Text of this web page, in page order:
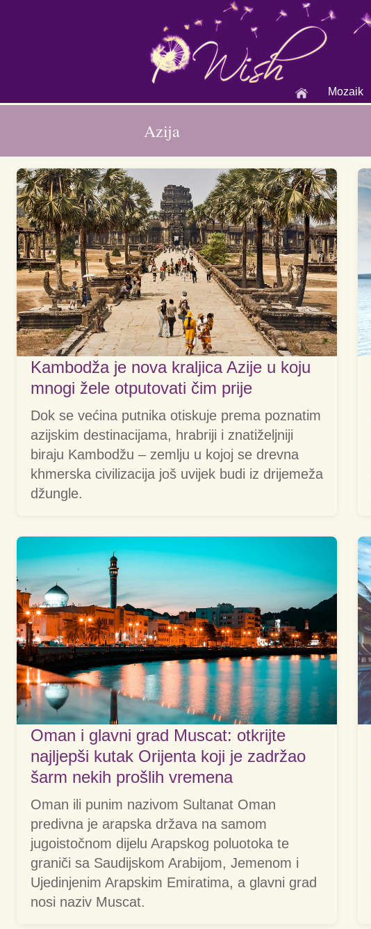
+
Mozaik
Azija
Kambodža je nova kraljica Azije u koju
mnogi žele otputovati čim prije
Dok se većina putnika otiskuje prema poznatim
azijskim destinacijama, hrabriji i znatiželjniji
biraju Kambodžu – zemlju u kojoj se drevna
khmerska civilizacija još uvijek budi iz drijemeža
džungle.
Oman i glavni grad Muscat: otkrijte
najljepši kutak Orijenta koji je zadržao
šarm nekih prošlih vremena
Oman ili punim nazivom Sultanat Oman
predivna je arapska država na samom
jugoistočnom dijelu Arapskog poluotoka te
graniči sa Saudijskom Arabijom, Jemenom i
Ujedinjenim Arapskim Emiratima, a glavni grad
nosi naziv Muscat.